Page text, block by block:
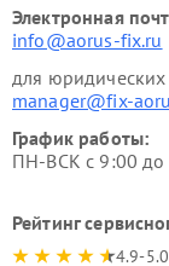
Электронная
info@aorus-fix.ru
для
manager@fix-
График работы:
ПН-ВСК с 9:00 до
Рейтинг
4.9-5.0